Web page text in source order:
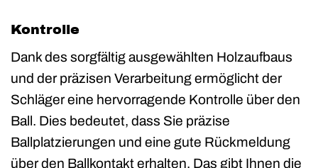
Kontrolle
Dank des sorgfältig ausgewählten Holzaufbaus
und der präzisen Verarbeitung ermöglicht der
Schläger eine hervorragende Kontrolle über den
Ball. Dies bedeutet, dass Sie präzise
Ballplatzierungen und eine gute Rückmeldung
über den Ballkontakt erhalten. Das gibt Ihnen die